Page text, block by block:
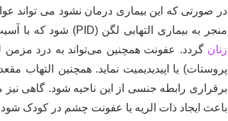
در صورتی که این بیماری درمان نشود می تواند
منجر به بیماری التهابی لگن (PID) شود که با آسیب رسیدن به تخمدان، رحم و لوله‌های فالوپ باعث
زنان گردد. عفونت همچنین می‌تواند به درد مزمن
پروستات) یا اپیدیدیمیت نماید. همچنین التهاب
برقراری رابطه جنسی از این ناحیه شود. گاهی
باعث ایجاد ذات الریه یا عفونت چشم در کودک